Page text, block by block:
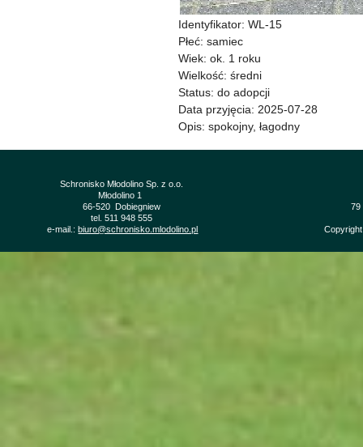
Identyfikator: WL-15
Płeć: samiec
Wiek: ok. 1 roku
Wielkość: średni
Status: do adopcji
Data przyjęcia: 2025-07-28
Opis: spokojny, łagodny
Schronisko Młodolino Sp. z o.o.
Młodolino 1
66-520 Dobiegniew
tel. 511 948 555
e-mail.:biuro@schronisko.mlodolino.pl
79